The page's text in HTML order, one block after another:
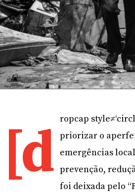
[d ropcap
priorizar o
emergências
prevenção,
foi deixada pelo